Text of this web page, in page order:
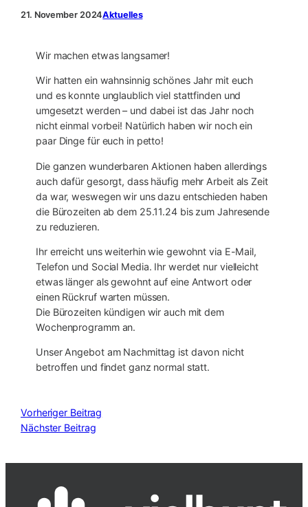
21. November 2024Aktuelles
Wir machen etwas langsamer!
Wir hatten ein wahnsinnig schönes Jahr mit euch
und es konnte unglaublich viel stattfinden und
umgesetzt werden – und dabei ist das Jahr noch
nicht einmal vorbei! Natürlich haben wir noch ein
paar Dinge für euch in petto!
Die ganzen wunderbaren Aktionen haben allerdings
auch dafür gesorgt, dass häufig mehr Arbeit als Zeit
da war, weswegen wir uns dazu entschieden haben
die Bürozeiten ab dem 25.11.24 bis zum Jahresende
zu reduzieren.
Ihr erreicht uns weiterhin wie gewohnt via E-Mail,
Telefon und Social Media. Ihr werdet nur vielleicht
etwas länger als gewohnt auf eine Antwort oder
einen Rückruf warten müssen.
Die Bürozeiten kündigen wir auch mit dem
Wochenprogramm an.
Unser Angebot am Nachmittag ist davon nicht
betroffen und findet ganz normal statt.
Vorheriger Beitrag
Nächster Beitrag